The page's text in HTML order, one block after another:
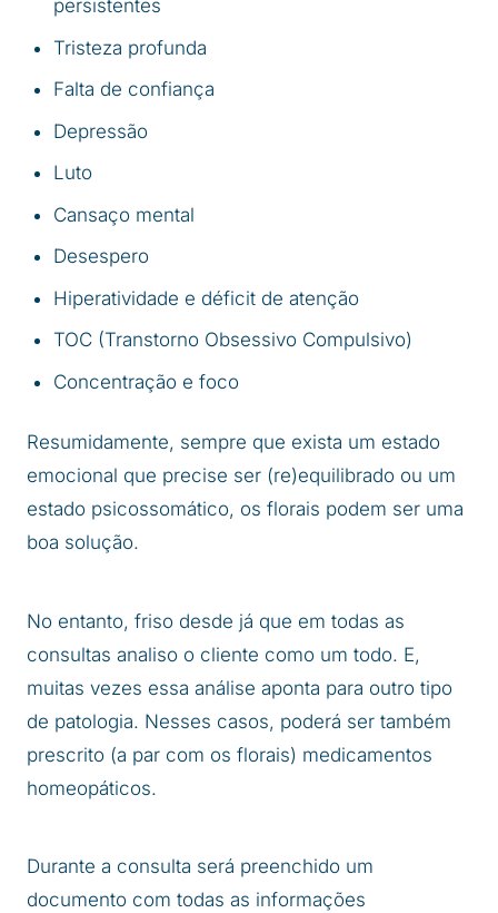
persistentes
Tristeza profunda
Falta de confiança
Depressão
Luto
Cansaço mental
Desespero
Hiperatividade e déficit de atenção
TOC (Transtorno Obsessivo Compulsivo)
Concentração e foco
Resumidamente, sempre que exista um estado
emocional que precise ser (re)equilibrado ou um
estado psicossomático, os florais podem ser uma
boa solução.
No entanto, friso desde já que em todas as
consultas analiso o cliente como um todo. E,
muitas vezes essa análise aponta para outro tipo
de patologia. Nesses casos, poderá ser também
prescrito (a par com os florais) medicamentos
homeopáticos.
Durante a consulta será preenchido um
documento com todas as informações